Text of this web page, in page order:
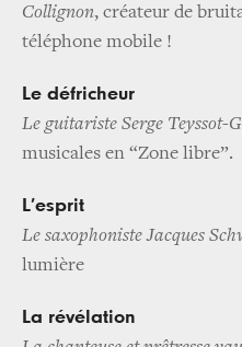
Collignon, créateur de
téléphone mobile !
Le défricheur
Le guitariste Serge Teyssot-
musicales en “Zone libre”.
L’esprit
Le saxophoniste Jacques
lumière
La révélation